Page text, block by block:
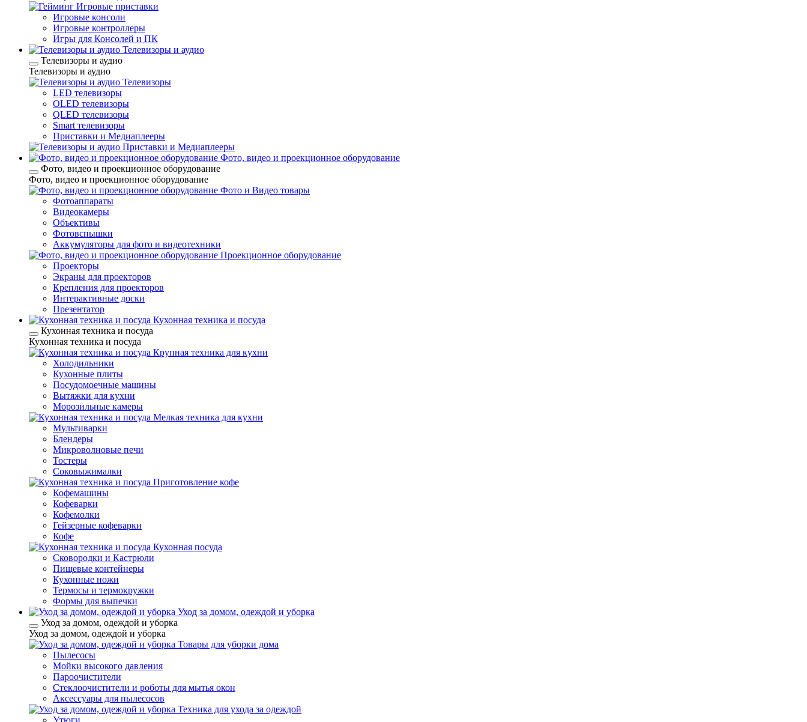
Игровые приставки
Игровые консоли
Игровые контроллеры
Игры для Консолей и ПК
Телевизоры и аудио
Телевизоры и аудио
Телевизоры и аудио
Телевизоры
LED телевизоры
OLED телевизоры
QLED телевизоры
Smart телевизоры
Приставки и Медиаплееры
Приставки и Медиаплееры
Фото, видео и проекционное оборудование
Фото, видео и проекционное оборудование
Фото, видео и проекционное оборудование
Фото и Видео товары
Фотоаппараты
Видеокамеры
Объективы
Фотовспышки
Аккумуляторы для фото и видеотехники
Проекционное оборудование
Проекторы
Экраны для проекторов
Крепления для проекторов
Интерактивные доски
Презентатор
Кухонная техника и посуда
Кухонная техника и посуда
Кухонная техника и посуда
Крупная техника для кухни
Холодильники
Кухонные плиты
Посудомоечные машины
Вытяжки для кухни
Морозильные камеры
Мелкая техника для кухни
Мультиварки
Блендеры
Микроволновые печи
Тостеры
Соковыжималки
Приготовление кофе
Кофемашины
Кофеварки
Кофемолки
Гейзерные кофеварки
Кофе
Кухонная посуда
Сковородки и Кастрюли
Пищевые контейнеры
Кухонные ножи
Термосы и термокружки
Формы для выпечки
Уход за домом, одеждой и уборка
Уход за домом, одеждой и уборка
Уход за домом, одеждой и уборка
Товары для уборки дома
Пылесосы
Мойки высокого давления
Пароочистители
Стеклоочистители и роботы для мытья окон
Аксессуары для пылесосов
Техника для ухода за одеждой
Утюги